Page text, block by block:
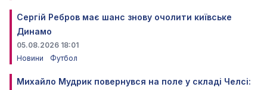
Сергій Ребров має шанс знову очолити київське
Динамо
05.08.2026 18:01
Новини
Футбол
Михайло Мудрик повернувся на поле у складі Челсі: